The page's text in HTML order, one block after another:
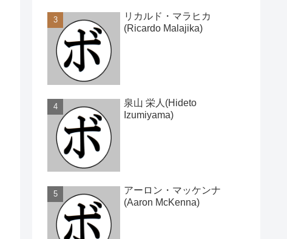
リカルド・マラヒカ
(Ricardo Malajika)
泉山 栄人(Hideto
Izumiyama)
アーロン・マッケンナ
(Aaron McKenna)